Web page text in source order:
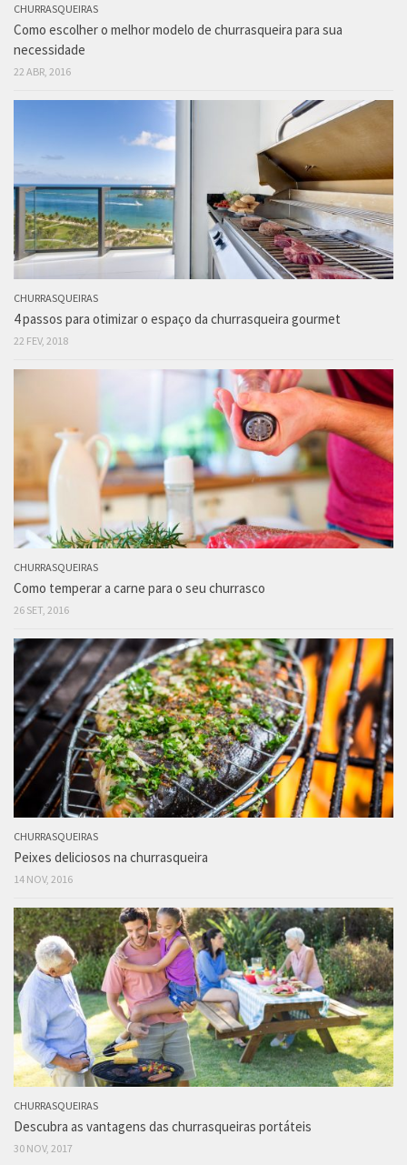
CHURRASQUEIRAS
Como escolher o melhor modelo de churrasqueira para sua
necessidade
22 ABR, 2016
CHURRASQUEIRAS
4 passos para otimizar o espaço da churrasqueira gourmet
22 FEV, 2018
CHURRASQUEIRAS
Como temperar a carne para o seu churrasco
26 SET, 2016
CHURRASQUEIRAS
Peixes deliciosos na churrasqueira
14 NOV, 2016
CHURRASQUEIRAS
Descubra as vantagens das churrasqueiras portáteis
30 NOV, 2017